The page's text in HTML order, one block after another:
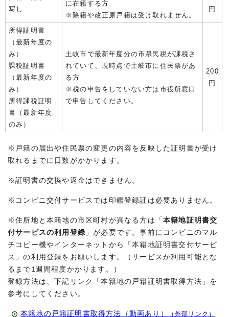
写し
に在籍する方
※除籍や改正原戸籍は受け取れません。
円
所得証明書
（最新年度の
み）
課税証明書
（最新年度の
み）
所得課税証明
書（最新年度
のみ）
土岐市で最新年度分の市県民税が課税さ
れていて、現時点で土岐市に住民票があ
る方
※税の申告をしていない方は市役所窓口
で申告してください。
200
円
※戸籍の届出や住民票の変更の内容を反映した証明書が受け
取れるまでに日数がかかります。
※証明書の交換や返金はできません。
※コンビニ交付サービスでは印鑑登録証は必要ありません。
※住所地と本籍地の市区町村が異なる方は「 本籍地証明書交
付サービスの利用登録 」が必要です。事前にコンビニのマル
チコピー機やインターネットから「本籍地証明書交付サービ
ス」の利用登録をお願いします。（サービスが利用可能とな
るまで1週間程度かかります。）
登録方法は、下記リンク「本籍地の戸籍証明書取得方法」を
参考にしてください。
本籍地の戸籍証明書取得方法（動画あり） （外部リンク）